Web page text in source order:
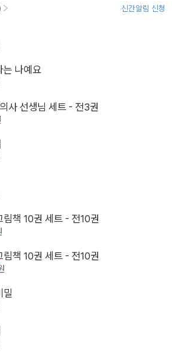
신간알림 신청
는 나예요
사 선생님 세트 - 전3권
림책 10권 세트 - 전10권
림책 10권 세트 - 전10권
밀